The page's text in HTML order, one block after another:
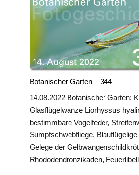
Botanischer Garten – 344
14.08.2022 Botanischer Garten:
Glasflügelwanze Liorhyssus
bestimmbare Vogelfeder,
Sumpfschwebfliege,
Gelege der
Rhododendronzikaden,